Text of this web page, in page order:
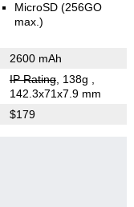
MicroSD (256GO
max.)
2600 mAh
IP Rating, 138g
142.3x71x7.9 mm
$179